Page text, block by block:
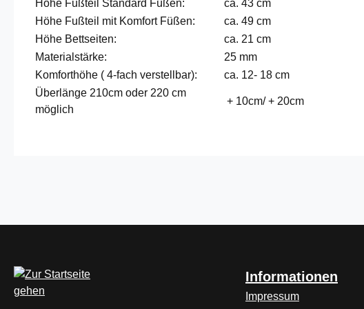
Höhe Fußteil Standard Füßen:
ca. 43 cm
Höhe Fußteil mit Komfort Füßen:
ca. 49 cm
Höhe Bettseiten:
ca. 21 cm
Materialstärke:
25 mm
Komforthöhe ( 4-fach verstellbar):
ca. 12- 18 cm
Überlänge 210cm oder 220 cm
möglich
+ 10cm/ + 20cm
Informationen
Impressum